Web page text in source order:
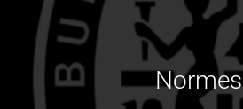
Normes